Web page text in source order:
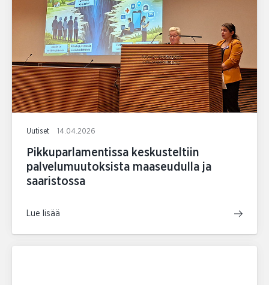
Uutiset 14.04.2026
Pikkuparlamentissa keskusteltiin
palvelumuutoksista maaseudulla ja
saaristossa
Lue lisää